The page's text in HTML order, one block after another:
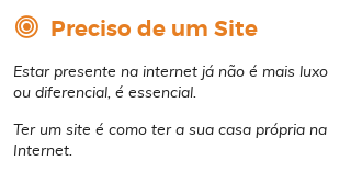
​​​​​​​ Preciso de um Site
Estar presente na internet já não é mais luxo
ou diferencial, é essencial.
Ter um site é como ter a sua casa própria na
Internet.